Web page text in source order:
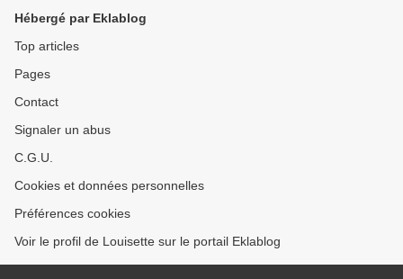
Hébergé par Eklablog
Top articles
Pages
Contact
Signaler un abus
C.G.U.
Cookies et données personnelles
Préférences cookies
Voir le profil de Louisette sur le portail Eklablog